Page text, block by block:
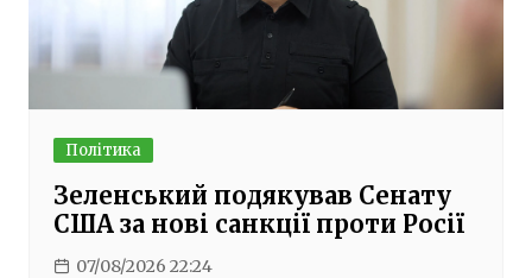
Політика
Зеленський подякував Сенату
США за нові санкції проти Росії
07/08/2026 22:24